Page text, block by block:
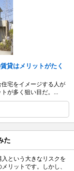
貸はメリットがたく
宅をイメージする人が
が多く狙い目だ。...
た
入という大きなリスクを
リットです。しかし、